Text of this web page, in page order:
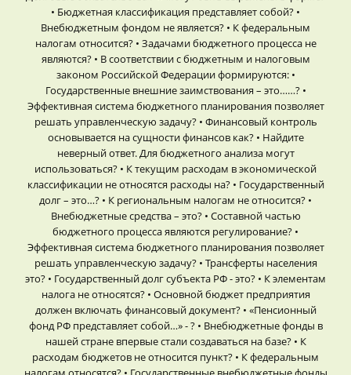
• Бюджетная классификация представляет собой? •
Внебюджетным фондом не является? • К федеральным
налогам относится? • Задачами бюджетного процесса не
являются? • В соответствии с бюджетным и налоговым
законом Российской Федерации формируются: •
Государственные внешние заимствования – это……? •
Эффективная система бюджетного планирования позволяет
решать управленческую задачу? • Финансовый контроль
основывается на сущности финансов как? • Найдите
неверный ответ. Для бюджетного анализа могут
использоваться? • К текущим расходам в экономической
классификации не относятся расходы на? • Государственный
долг – это…? • К региональным налогам не относится? •
Внебюджетные средства – это? • Составной частью
бюджетного процесса являются регулирование? •
Эффективная система бюджетного планирования позволяет
решать управленческую задачу? • Трансферты населения
это? • Государственный долг субъекта РФ - это? • К элементам
налога не относятся? • Основной бюджет предприятия
должен включать финансовый документ? • «Пенсионный
фонд РФ представляет собой…» - ? • Внебюджетные фонды в
нашей стране впервые стали создаваться на базе? • К
расходам бюджетов не относится пункт? • К федеральным